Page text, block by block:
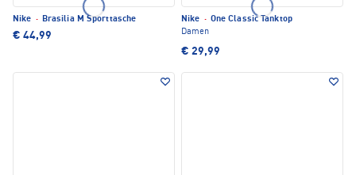
Nike · Brasilia M Sporttasche
€ 44,99
Nike · One Classic Tanktop
Damen
€ 29,99